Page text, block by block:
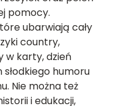
pomocy.
ubarwiają cały
country,
w karty, dzień
słodkiego humoru
Nie można też
i edukacji,